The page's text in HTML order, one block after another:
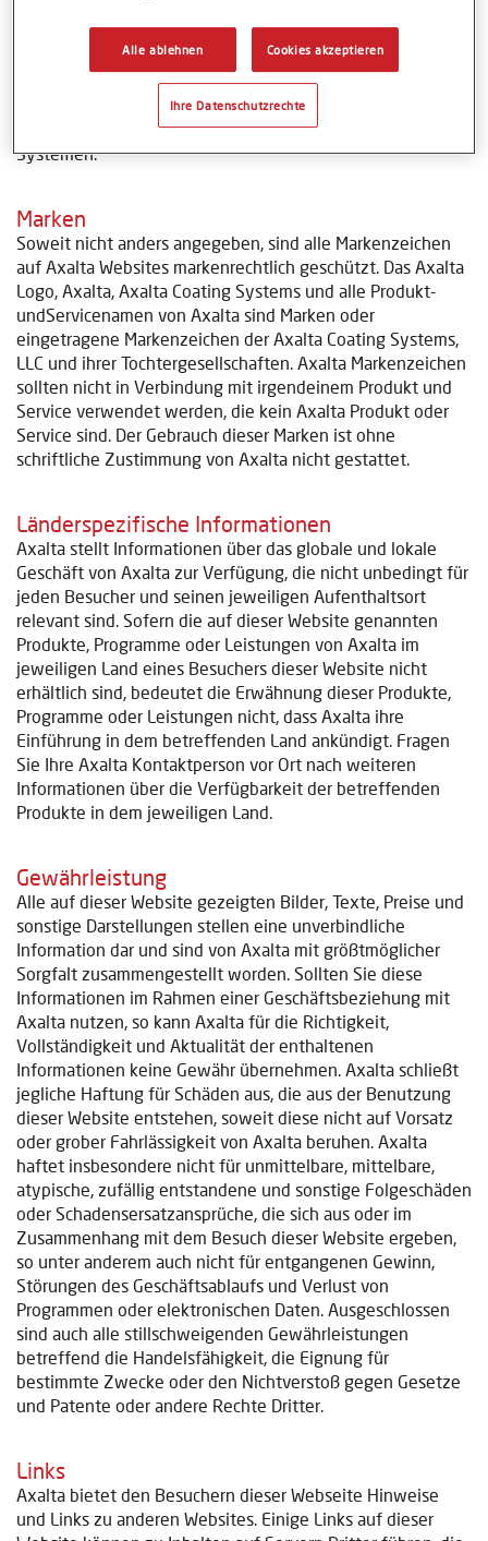
Schutz geistigen Eigentums. Jede Verwendung außerhalb
der Grenzen des Urheberrechtsgesetzes ist ohne
Zustimmung unzulässig und strafbar. Dies gilt
insbesondere für Vervielfältigungen, Übersetzungen,
Mikroverfilmungen und die Verarbeitung in elektronischen
Systemen.
Marken
Soweit nicht anders angegeben, sind alle Markenzeichen
auf Axalta Websites markenrechtlich geschützt. Das Axalta
Logo, Axalta, Axalta Coating Systems und alle Produkt-
undServicenamen von Axalta sind Marken oder
eingetragene Markenzeichen der Axalta Coating Systems,
LLC und ihrer Tochtergesellschaften. Axalta Markenzeichen
sollten nicht in Verbindung mit irgendeinem Produkt und
Service verwendet werden, die kein Axalta Produkt oder
Service sind. Der Gebrauch dieser Marken ist ohne
schriftliche Zustimmung von Axalta nicht gestattet.
Länderspezifische Informationen
Axalta stellt Informationen über das globale und lokale
Geschäft von Axalta zur Verfügung, die nicht unbedingt für
jeden Besucher und seinen jeweiligen Aufenthaltsort
relevant sind. Sofern die auf dieser Website genannten
Produkte, Programme oder Leistungen von Axalta im
jeweiligen Land eines Besuchers dieser Website nicht
erhältlich sind, bedeutet die Erwähnung dieser Produkte,
Programme oder Leistungen nicht, dass Axalta ihre
Einführung in dem betreffenden Land ankündigt. Fragen
Sie Ihre Axalta Kontaktperson vor Ort nach weiteren
Informationen über die Verfügbarkeit der betreffenden
Produkte in dem jeweiligen Land.
Gewährleistung
Alle auf dieser Website gezeigten Bilder, Texte, Preise und
sonstige Darstellungen stellen eine unverbindliche
Information dar und sind von Axalta mit größtmöglicher
Sorgfalt zusammengestellt worden. Sollten Sie diese
Informationen im Rahmen einer Geschäftsbeziehung mit
Axalta nutzen, so kann Axalta für die Richtigkeit,
Vollständigkeit und Aktualität der enthaltenen
Informationen keine Gewähr übernehmen. Axalta schließt
jegliche Haftung für Schäden aus, die aus der Benutzung
dieser Website entstehen, soweit diese nicht auf Vorsatz
oder grober Fahrlässigkeit von Axalta beruhen. Axalta
haftet insbesondere nicht für unmittelbare, mittelbare,
atypische, zufällig entstandene und sonstige Folgeschäden
oder Schadensersatzansprüche, die sich aus oder im
Zusammenhang mit dem Besuch dieser Website ergeben,
so unter anderem auch nicht für entgangenen Gewinn,
Störungen des Geschäftsablaufs und Verlust von
Programmen oder elektronischen Daten. Ausgeschlossen
sind auch alle stillschweigenden Gewährleistungen
betreffend die Handelsfähigkeit, die Eignung für
bestimmte Zwecke oder den Nichtverstoß gegen Gesetze
und Patente oder andere Rechte Dritter.
Links
Axalta bietet den Besuchern dieser Webseite Hinweise
und Links zu anderen Websites. Einige Links auf dieser
Alle ablehnen Cookies akzeptieren
Ihre Datenschutzrechte